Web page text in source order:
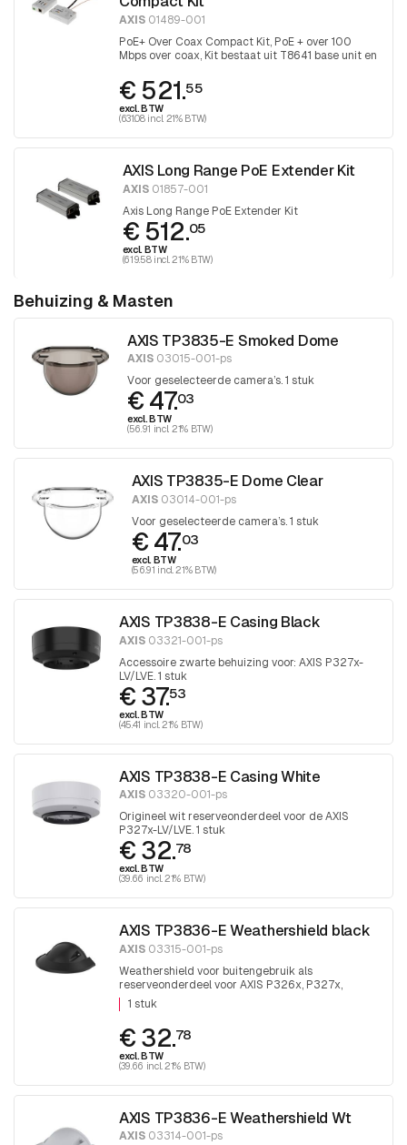
AXIS 01489-001
PoE+ Over Coax Compact Kit, PoE + over 100
Mbps over coax, Kit bestaat uit T8641 base unit en
€ 521.55
excl. BTW
(631.08 incl. 21% BTW)
AXIS Long Range PoE Extender Kit
AXIS01857-001
Axis Long Range PoE Extender Kit
€ 512.05
excl. BTW
(619.58 incl. 21% BTW)
Behuizing & Masten
AXIS TP3835-E Smoked Dome
AXIS03015-001-ps
Voor geselecteerde camera’s. 1 stuk
€ 47.03
excl. BTW
(56.91 incl. 21% BTW)
AXIS TP3835-E Dome Clear
AXIS03014-001-ps
Voor geselecteerde camera’s. 1 stuk
€ 47.03
excl. BTW
(56.91 incl. 21% BTW)
AXIS TP3838-E Casing Black
AXIS 03321-001-ps
Accessoire zwarte behuizing voor: AXIS P327x-
LV/LVE. 1 stuk
€ 37.53
excl. BTW
(45.41 incl. 21% BTW)
AXIS TP3838-E Casing White
AXIS 03320-001-ps
Origineel wit reserveonderdeel voor de AXIS
P327x-LV/LVE. 1 stuk
€ 32.78
excl. BTW
(39.66 incl. 21% BTW)
AXIS TP3836-E Weathershield black
AXIS 03315-001-ps
Weathershield voor buitengebruik als
reserveonderdeel voor AXIS P326x, P327x,
P328x, LVE. 1 stuk
1 stuk
€ 32.78
excl. BTW
(39.66 incl. 21% BTW)
AXIS TP3836-E Weathershield Wt
AXIS 03314-001-ps